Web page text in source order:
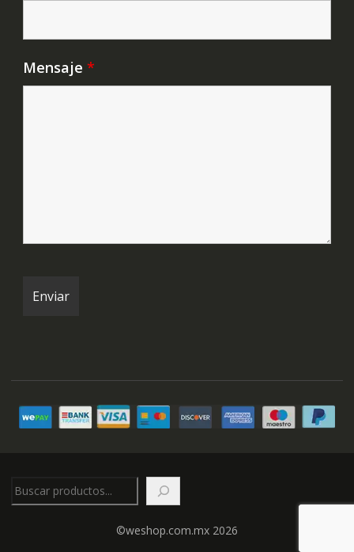
Mensaje *
©weshop.com.mx 2026